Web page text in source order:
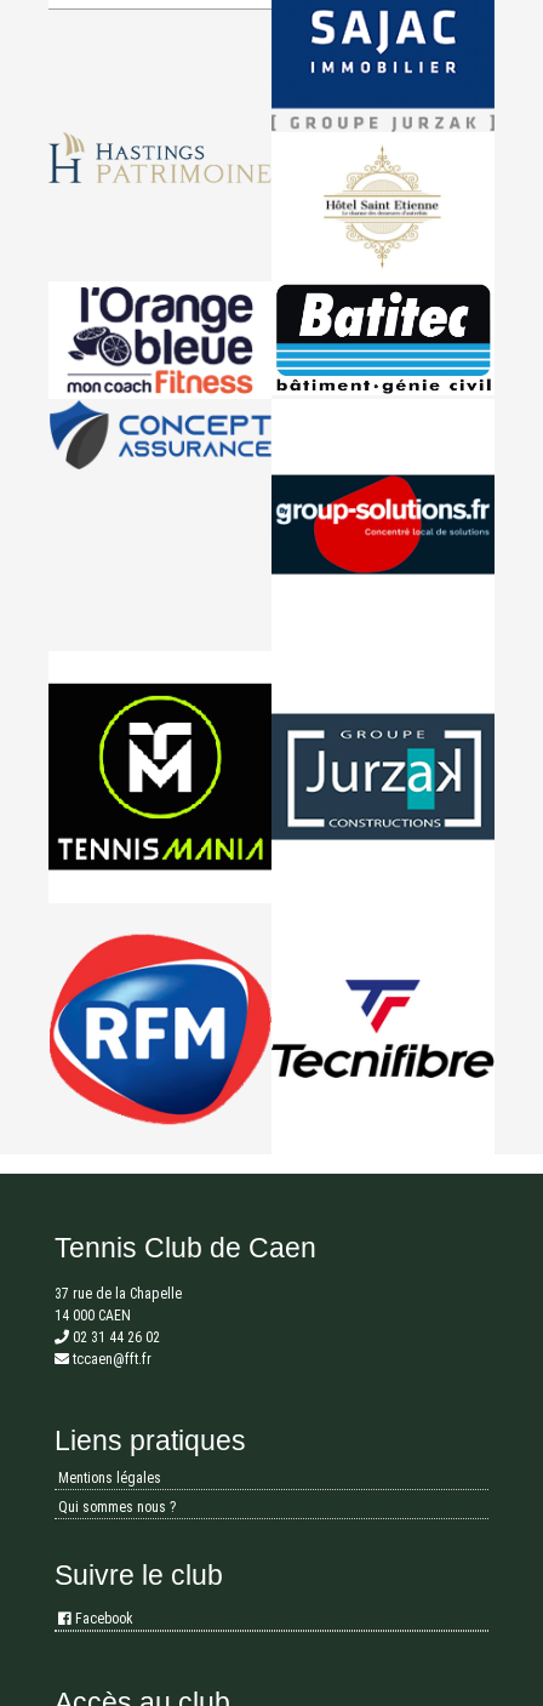
Tennis Club de Caen
37 rue de la Chapelle
14 000 CAEN
02 31 44 26 02
tccaen@fft.fr
Liens pratiques
Mentions légales
Qui sommes nous ?
Suivre le club
Facebook